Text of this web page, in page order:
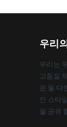
우리
우리는
고품질
운 둘 다
인 스타
을 공유